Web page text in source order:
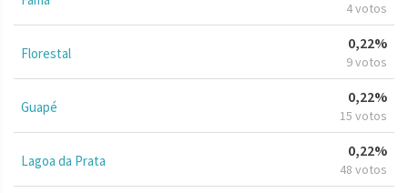
4 votos
Florestal
0,22%
9 votos
Guapé
0,22%
15 votos
Lagoa da Prata
0,22%
48 votos